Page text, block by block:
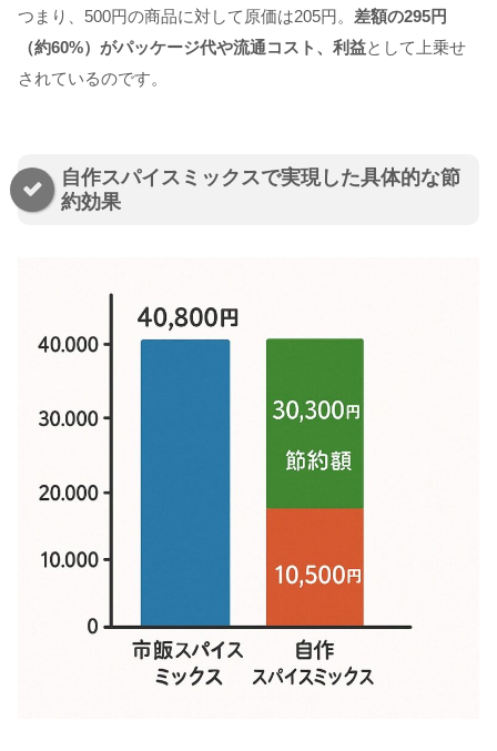
つまり、500円の商品に対して原価は205円。 差額の295円
（約60%）がパッケージ代や流通コスト、利益として上乗せ
されているのです。
自作スパイスミックスで実現した具体的な節
約効果